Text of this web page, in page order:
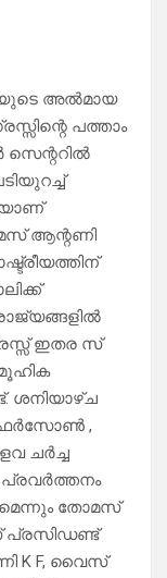
അൽമായ
പത്താം
സെന്ററിൽ
ആന്റണി
ഇതര സ്
ശനിയാഴ്ച
,
ചർച്ച
പ്രവർത്തനം
തോമസ്
K F, വൈസ്